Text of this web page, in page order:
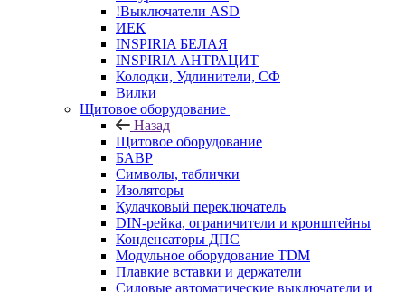
!Выключатели ASD
ИЕК
INSPIRIA БЕЛАЯ
INSPIRIA АНТРАЦИТ
Колодки, Удлинители, СФ
Вилки
Щитовое оборудование
Назад
Щитовое оборудование
БАВР
Символы, таблички
Изоляторы
Кулачковый переключатель
DIN-рейка, ограничители и кронштейны
Конденсаторы ДПС
Модульное оборудование TDM
Плавкие вставки и держатели
Силовые автоматические выключатели и